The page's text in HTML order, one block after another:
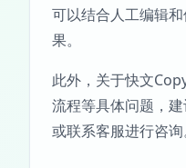
可以结合人工编辑
果。
此外，关于快文
流程等具体问题，
或联系客服进行咨询